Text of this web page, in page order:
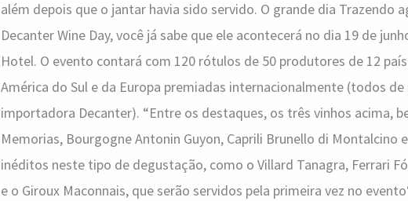
além depois que o jantar havia sido servido. O grande dia Trazendo
Decanter Wine Day, você já sabe que ele acontecerá no dia 19 de
Hotel. O evento contará com 120 rótulos de 50 produtores de 12
América do Sul e da Europa premiadas internacionalmente (todos
importadora Decanter). “Entre os destaques, os três vinhos acima,
Memorias, Bourgogne Antonin Guyon, Caprili Brunello di Montalcino
inéditos neste tipo de degustação, como o Villard Tanagra, Ferrari
e o Giroux Maconnais, que serão servidos pela primeira vez no